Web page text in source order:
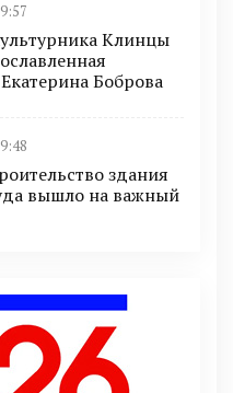
Клинцы
Боброва
здания
вышло на важный